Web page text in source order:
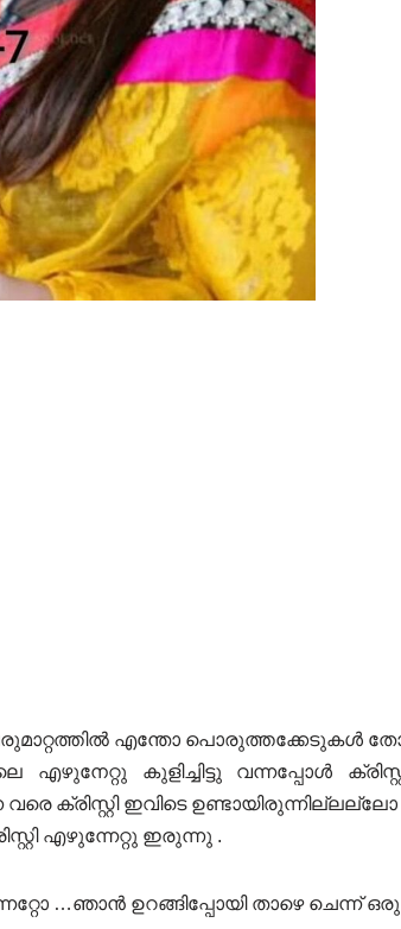
എന്തോ പൊരുത്തക്കേടുകൾ
എഴുനേറ്റു കുളിച്ചിട്ടു വന്നപ്പോൾ
ക്രിസ്റ്റി ഇവിടെ
എഴുന്നേറ്റു ഇരുന്നു .
…ഞാൻ ഉറങ്ങിപ്പോയി താഴെ ചെന്ന്